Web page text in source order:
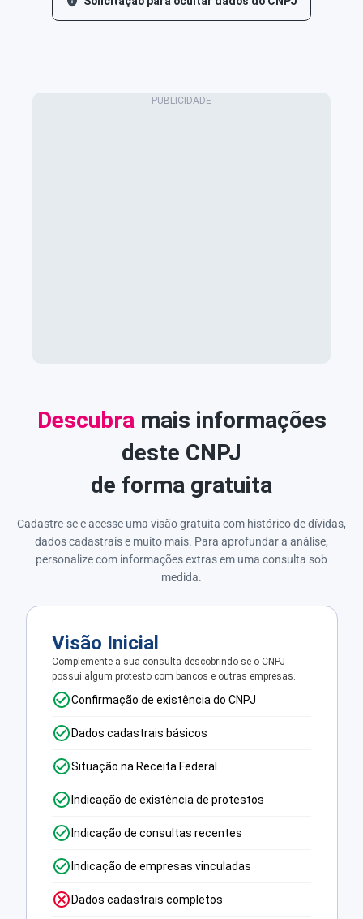
Descubra mais informações
deste CNPJ
de forma gratuita
Cadastre-se e acesse uma visão gratuita com histórico de dívidas,
dados cadastrais e muito mais. Para aprofundar a análise,
personalize com informações extras em uma consulta sob
medida.
Visão Inicial
Complemente a sua consulta descobrindo se o CNPJ
possui algum protesto com bancos e outras empresas.
Confirmação de existência do CNPJ
Dados cadastrais básicos
Situação na Receita Federal
Indicação de existência de protestos
Indicação de consultas recentes
Indicação de empresas vinculadas
Dados cadastrais completos